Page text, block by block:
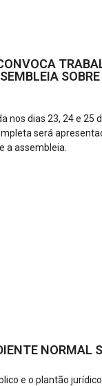
nos dias 23, 24 e 25
será
a assembleia.
NORMAL
e o plantão